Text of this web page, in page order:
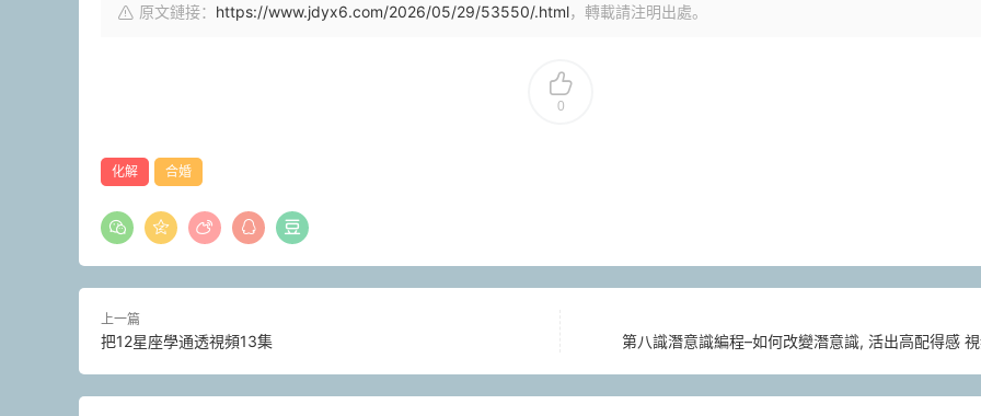
原文鏈接： https://www.jdyx6.com/2026/05/29/53550/.html，轉載請注明出處。
0
化解 合婚
上一篇
把12星座學通透視頻13集 第八識潛意識編程–如何改變潛意識, 活出高配得感